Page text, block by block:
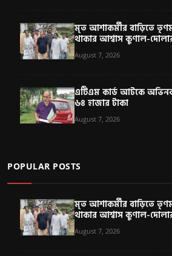
মৃত আশাকর্মীর বাড়িতে
থাকার আশ্বাস কুণাল-
August 7, 2026
এটিএম কার্ড আটকে অভিনব
৬৪ হাজার টাকা
August 7, 2026
POPULAR POSTS
মৃত আশাকর্মীর বাড়িতে
থাকার আশ্বাস কুণাল-
August 7, 2026